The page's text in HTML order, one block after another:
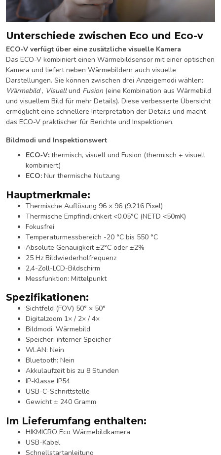
Unterschiede zwischen Eco und Eco-v
ECO‐V verfügt über eine zusätzliche visuelle Kamera
Das ECO-V kombiniert einen Wärmebildsensor mit einer optischen
Kamera und liefert neben Wärmebildern auch visuelle
Darstellungen. Sie können zwischen drei Anzeigemodi wählen:
Wärmebild, Visuellund Fusion (eine Kombination aus Wärmebild
und visuellem Bild für mehr Details). Diese verbesserte Übersicht
ermöglicht eine schnellere Interpretation der Details und macht
das ECO-V praktischer für Berichte und Inspektionen.
Bildmodi und Inspektionswert
ECO‑V: thermisch, visuell und Fusion (thermisch + visuell
kombiniert)
ECO: Nur thermische Nutzung
Hauptmerkmale:
Thermische Auflösung 96 × 96 (9.216 Pixel)
Thermische Empfindlichkeit <0,05°C (NETD <50mK)
Fokusfrei
Temperaturmessbereich -20 °C bis 550 °C
Absolute Genauigkeit ±2°C oder ±2%
25 Hz Bildwiederholfrequenz
2,4-Zoll-LCD-Bildschirm
Messfunktion: Mittelpunkt
Spezifikationen:
Sichtfeld (FOV) 50° × 50°
Digitalzoom 1× / 2× / 4×
Bildmodi: Wärmebild
Speicher: interner Speicher
WLAN: Nein
Bluetooth: Nein
Akkulaufzeit bis zu 8 Stunden
IP-Klasse IP54
USB-C-Schnittstelle
Gewicht ± 240 Gramm
Im Lieferumfang enthalten:
HIKMICRO Eco Wärmebildkamera
USB-Kabel
Schnellstartanleitung